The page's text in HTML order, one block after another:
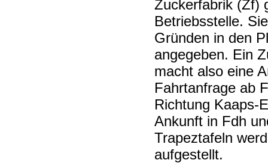
Zuckerfabrik (Zf)
Betriebsstelle.
Gründen in den
angegeben. Ein
macht also eine
Fahrtanfrage ab
Richtung Kaaps-
Ankunft in Fdh
Trapeztafeln
aufgestellt.